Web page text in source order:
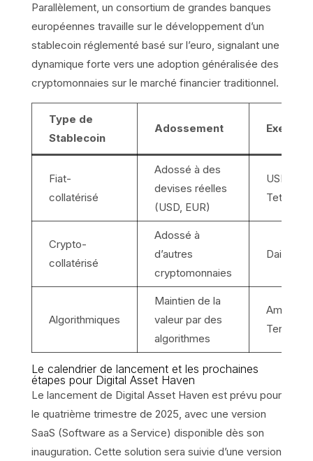
Parallèlement, un consortium de grandes banques
européennes travaille sur le développement d’un
stablecoin réglementé basé sur l’euro, signalant une
dynamique forte vers une adoption généralisée des
cryptomonnaies sur le marché financier traditionnel.
Type de
Stablecoin
Adossement
Fiat-
collatérisé
Adossé à des
devises réelles
(USD, EUR)
USDC,
Tether
Crypto-
collatérisé
Adossé à
d’autres
cryptomonnaies
Dai,
Algorithmiques
Maintien de la
valeur par des
algorithmes
Terra
Le calendrier de lancement et les prochaines
étapes pour Digital Asset Haven
Le lancement de Digital Asset Haven est prévu pour
le quatrième trimestre de 2025, avec une version
SaaS (Software as a Service) disponible dès son
inauguration. Cette solution sera suivie d’une version